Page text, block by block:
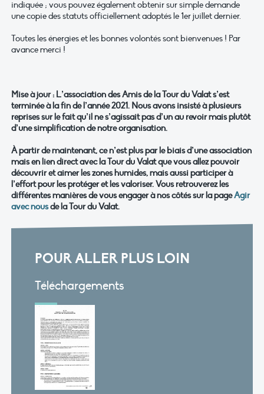
indiquée ; vous pouvez également obtenir sur simple demande
une copie des statuts officiellement adoptés le 1er juillet dernier.
Toutes les énergies et les bonnes volontés sont bienvenues ! Par
avance merci !
Mise à jour : L’association des Amis de la Tour du Valat s’est
terminée à la fin de l’année 2021. Nous avons insisté à plusieurs
reprises sur le fait qu’il ne s’agissait pas d’un au revoir mais plutôt
d’une simplification de notre organisation.
À partir de maintenant, ce n’est plus par le biais d’une association
mais en lien direct avec la Tour du Valat que vous allez pouvoir
découvrir et aimer les zones humides, mais aussi participer à
l’effort pour les protéger et les valoriser. Vous retrouverez les
différentes manières de vous engager à nos côtés sur la pageAgir
avec nousde la Tour du Valat.
POUR ALLER PLUS LOIN
Téléchargements